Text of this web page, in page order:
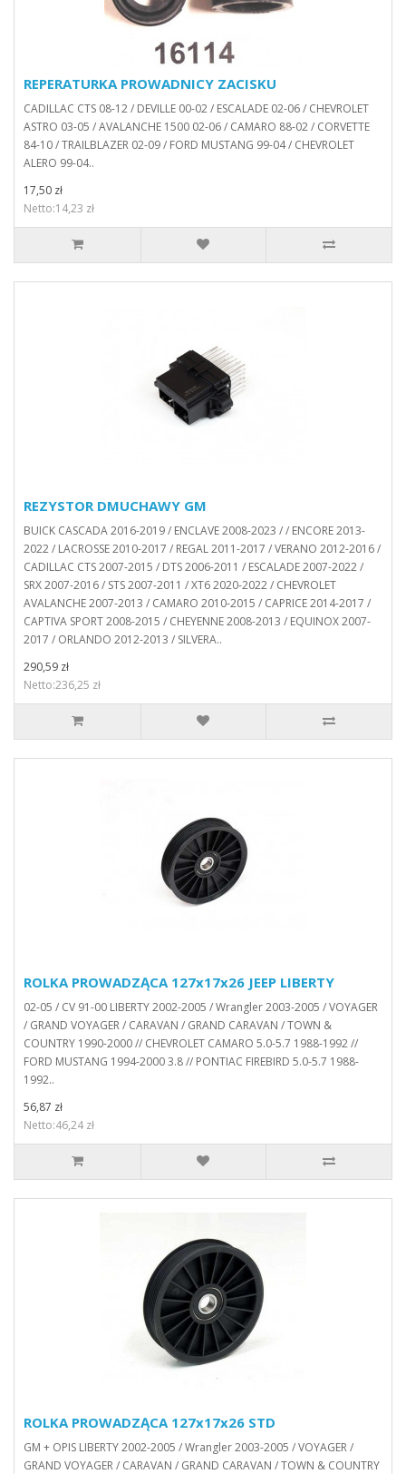
REPERATURKA PROWADNICY ZACISKU
CADILLAC CTS 08-12 / DEVILLE 00-02 / ESCALADE 02-06 / CHEVROLET
ASTRO 03-05 / AVALANCHE 1500 02-06 / CAMARO 88-02 / CORVETTE
84-10 / TRAILBLAZER 02-09 / FORD MUSTANG 99-04 / CHEVROLET
ALERO 99-04..
17,50 zł
Netto:14,23 zł
REZYSTOR DMUCHAWY GM
BUICK CASCADA 2016-2019 / ENCLAVE 2008-2023 / / ENCORE 2013-
2022 / LACROSSE 2010-2017 / REGAL 2011-2017 / VERANO 2012-2016 /
CADILLAC CTS 2007-2015 / DTS 2006-2011 / ESCALADE 2007-2022 /
SRX 2007-2016 / STS 2007-2011 / XT6 2020-2022 / CHEVROLET
AVALANCHE 2007-2013 / CAMARO 2010-2015 / CAPRICE 2014-2017 /
CAPTIVA SPORT 2008-2015 / CHEYENNE 2008-2013 / EQUINOX 2007-
2017 / ORLANDO 2012-2013 / SILVERA..
290,59 zł
Netto:236,25 zł
ROLKA PROWADZĄCA 127x17x26 JEEP LIBERTY
02-05 / CV 91-00 LIBERTY 2002-2005 / Wrangler 2003-2005 / VOYAGER
/ GRAND VOYAGER / CARAVAN / GRAND CARAVAN / TOWN &
COUNTRY 1990-2000 // CHEVROLET CAMARO 5.0-5.7 1988-1992 //
FORD MUSTANG 1994-2000 3.8 // PONTIAC FIREBIRD 5.0-5.7 1988-
1992..
56,87 zł
Netto:46,24 zł
ROLKA PROWADZĄCA 127x17x26 STD
GM + OPIS LIBERTY 2002-2005 / Wrangler 2003-2005 / VOYAGER /
GRAND VOYAGER / CARAVAN / GRAND CARAVAN / TOWN & COUNTRY